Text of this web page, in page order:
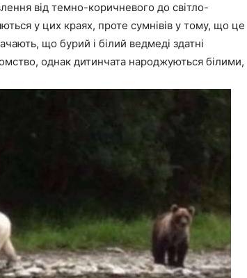
від темно-коричневого до світло-
у цих краях, проте сумнівів у тому, що це
що бурий і білий ведмеді здатні
однак дитинчата народжуються білими,